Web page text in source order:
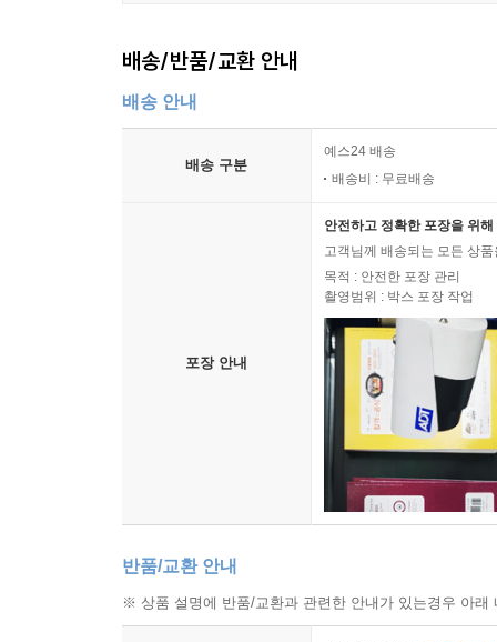
배송/반품/교환 안내
배송 안내
배송 구분
예스24 배송
배송비 : 무료배송
포장 안내
안전하고 정확한 포장을 위
고객님께 배송되는 모든 상
목적 : 안전한 포장 관리
촬영범위 : 박스 포장 작업
반품/교환 안내
※ 상품 설명에 반품/교환과 관련한 안내가 있는경우 아